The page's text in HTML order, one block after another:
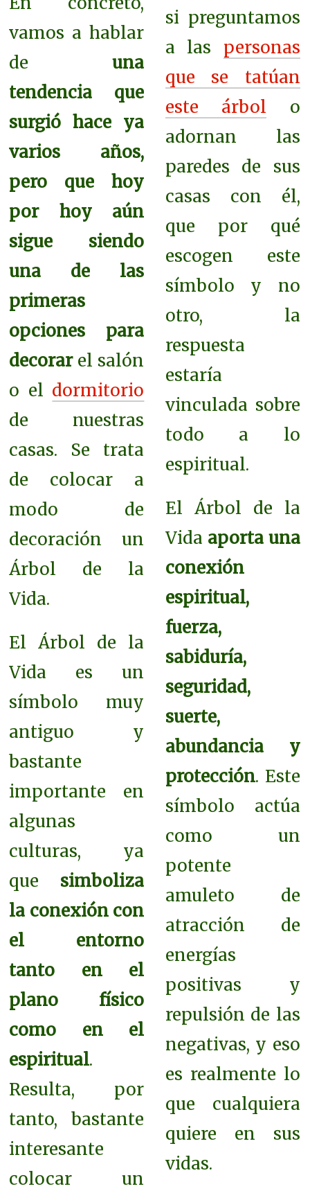
vamos a hablar
deuna
tendencia que
surgió hace ya
varios años,
pero que hoy
por hoy aún
sigue siendo
una de las
primeras
opciones para
decorarel salón
o el dormitorio
de nuestras
casas. Se trata
de colocar a
modo de
decoración un
Árbol de la
Vida.
El Árbol de la
Vida es un
símbolo muy
antiguo y
bastante
importante en
algunas
culturas, ya
que simboliza
la conexión con
el entorno
tanto en el
plano físico
como en el
espiritual.
Resulta, por
tanto, bastante
interesante
colocar un
si preguntamos
a las personas
que se tatúan
este árbol o
adornan las
paredes de sus
casas con él,
que por qué
escogen este
símbolo y no
otro, la
respuesta
estaría
vinculada sobre
todo a lo
espiritual.
El Árbol de la
Vida aporta una
conexión
espiritual,
fuerza,
sabiduría,
seguridad,
suerte,
abundancia y
protección. Este
símbolo actúa
como un
potente
amuleto de
atracción de
energías
positivas y
repulsión de las
negativas, y eso
es realmente lo
que cualquiera
quiere en sus
vidas.